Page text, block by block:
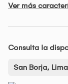
Ver más
Consulta la
San Borja, Lima